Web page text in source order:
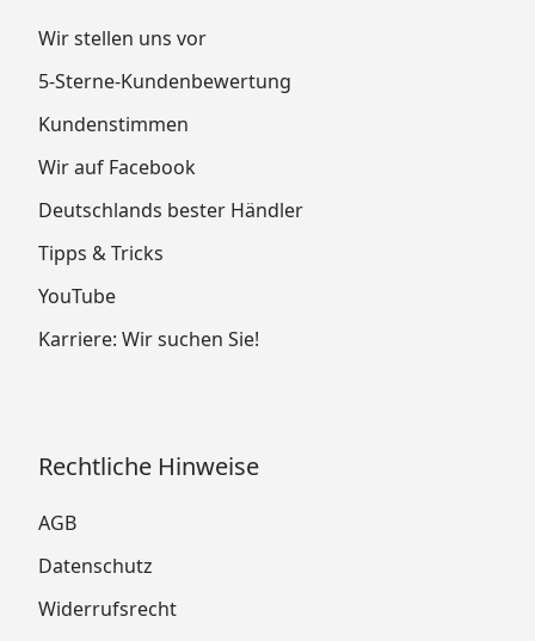
Wir stellen uns vor
5-Sterne-Kundenbewertung
Kundenstimmen
Wir auf Facebook
Deutschlands bester Händler
Tipps & Tricks
YouTube
Karriere: Wir suchen Sie!
Rechtliche Hinweise
AGB
Datenschutz
Widerrufsrecht